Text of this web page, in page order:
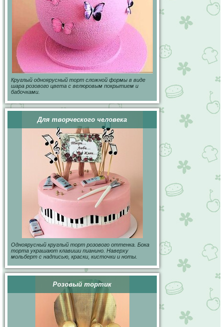
Круглый одноярусный торт сложной формы в виде
шара розового цвета с велюровым покрытием и
бабочками.
Для творческого человека
Одноярусный круглый торт розового оттенка. Бока
торта украшают клавиши пианино. Наверху
мольберт с надписью, краски, кисточки и ноты.
Розовый тортик